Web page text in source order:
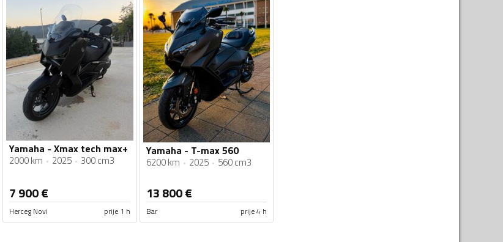
Yamaha - Xmax tech max+
2000 km 2025 300 cm3
7 900€
Herceg Novi prije 1 h
Yamaha - T-max 560
6200 km 2025 560 cm3
13 800€
Bar prije 4 h